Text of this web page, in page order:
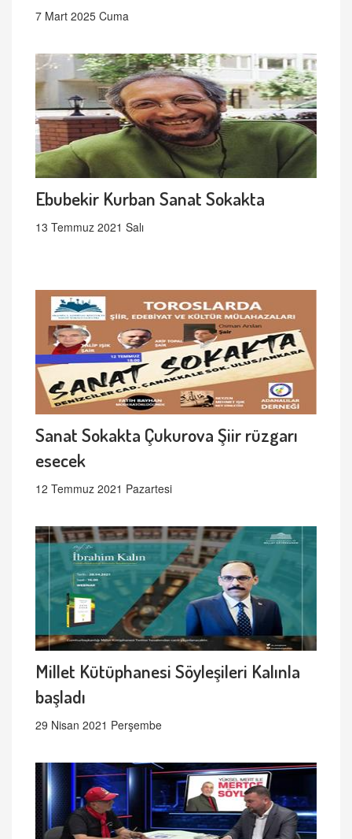
7 Mart 2025 Cuma
Ebubekir Kurban Sanat Sokakta
13 Temmuz 2021 Salı
Sanat Sokakta Çukurova Şiir rüzgarı
esecek
12 Temmuz 2021 Pazartesi
Millet Kütüphanesi Söyleşileri Kalınla
başladı
29 Nisan 2021 Perşembe